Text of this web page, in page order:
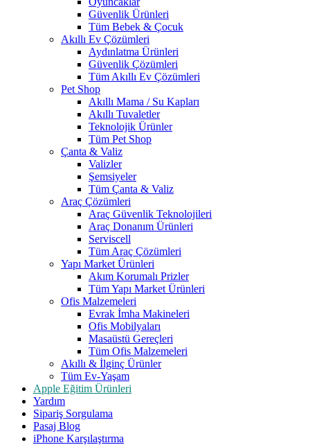
Güvenlik Ürünleri
Tüm Bebek & Çocuk
Akıllı Ev Çözümleri
Aydınlatma Ürünleri
Güvenlik Çözümleri
Tüm Akıllı Ev Çözümleri
Pet Shop
Akıllı Mama / Su Kapları
Akıllı Tuvaletler
Teknolojik Ürünler
Tüm Pet Shop
Çanta & Valiz
Valizler
Şemsiyeler
Tüm Çanta & Valiz
Araç Çözümleri
Araç Güvenlik Teknolojileri
Araç Donanım Ürünleri
Serviscell
Tüm Araç Çözümleri
Yapı Market Ürünleri
Akım Korumalı Prizler
Tüm Yapı Market Ürünleri
Ofis Malzemeleri
Evrak İmha Makineleri
Ofis Mobilyaları
Masaüstü Gereçleri
Tüm Ofis Malzemeleri
Akıllı & İlginç Ürünler
Tüm Ev-Yaşam
Apple Eğitim Ürünleri
Yardım
Sipariş Sorgulama
Pasaj Blog
iPhone Karşılaştırma